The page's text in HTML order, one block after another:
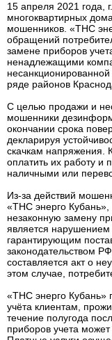
15 апреля 2021 года,
многоквартирных
мошенников. «ТНС
обращений
замене приборов
ненадлежащими
ряде районов
С целью продажи и
мошенники
окончании срока
декларируя
скачкам напряжения.
оплатить их работу и
наличными или
Из-за действий
«ТНС энерго Кубань»,
незаконную замену
является нарушением
гарантирующим
законодательством
составляется акт о
этом случае,
«ТНС энерго Кубань»
учёта клиентам,
течение полугода
приборов учета